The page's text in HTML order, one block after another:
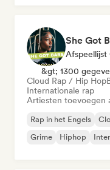
She Got
Afspeellijst
&gt; 1300
Cloud Rap / Hip Hop
Internationale rap
Artiesten toevoegen
Rap in het Engels
Grime
Hiphop